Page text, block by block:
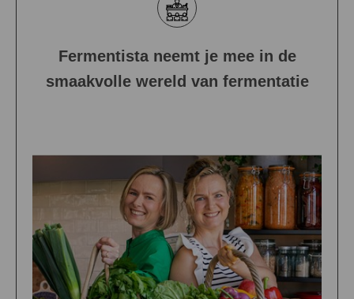
Fermentista neemt je mee in de
smaakvolle wereld van fermentatie